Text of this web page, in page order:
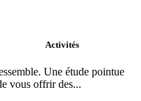
Activités
Une étude pointue
vous offrir des...